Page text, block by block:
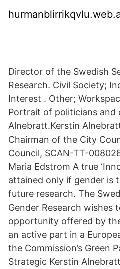
Director of the Swedish
Research. Civil Society;
Interest . Other;
Portrait of politicians and
Alnebratt.Kerstin
Chairman of the City
Council, SCAN-TT-
Maria Edstrom A true
attained only if gender is
future research. The
Gender Research wishes
opportunity offered by
an active part in a
the Commission’s Green
Strategic Kerstin